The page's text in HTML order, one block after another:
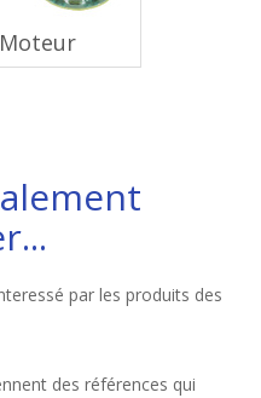
par les produits des
des références qui